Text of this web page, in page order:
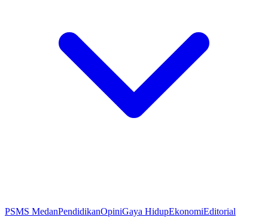
PSMS MedanPendidikanOpiniGaya HidupEkonomiEditorial